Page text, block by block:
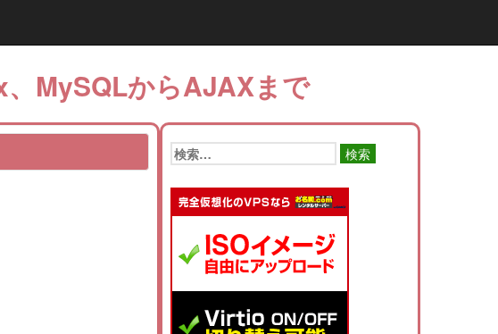
MySQLからAJAXまで
検
索: